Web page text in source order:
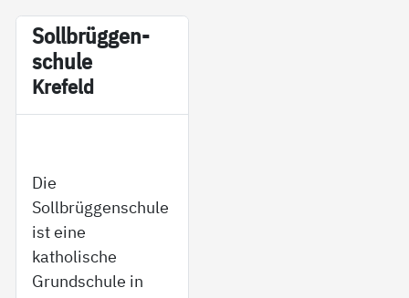
Soll­brüg­gen­
schu­le
Kre­feld
Die
Sollbrüggenschule
ist eine
katholische
Grundschule in